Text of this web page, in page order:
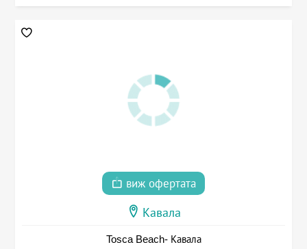
виж офертата
Кавала
Tosca Beach- Кавала